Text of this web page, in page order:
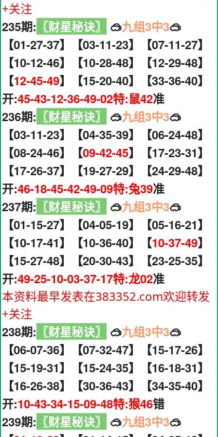
+关注
235期: 〖财星秘诀〗 🥽九组3中3🥽
【01-27-37】【03-11-23】【07-11-27】
【10-12-46】【10-28-48】【12-29-48】
【12-45-49】【15-20-40】【33-36-40】
开:45-43-12-36-49-02特:鼠42准
236期: 〖财星秘诀〗 🥽九组3中3🥽
【03-11-23】【04-35-39】【06-24-48】
【08-24-46】【09-42-45】【17-23-31】
【17-26-37】【19-27-29】【24-29-48】
开:46-18-45-42-49-09特:兔39准
237期: 〖财星秘诀〗 🥽九组3中3🥽
【01-15-27】【04-05-19】【05-16-21】
【10-17-41】【10-36-40】【10-37-49】
【15-27-48】【20-30-43】【23-25-35】
开:49-25-10-03-37-17特:龙02准
本资料最早发表在383352.com欢迎转发
+关注
238期: 〖财星秘诀〗 🥽九组3中3🥽
【06-07-36】【07-32-47】【15-17-26】
【15-19-31】【15-24-35】【16-18-31】
【16-26-38】【30-36-43】【34-35-40】
开:10-43-34-15-09-48特:猴46错
239期: 〖财星秘诀〗 🥽九组3中3🥽